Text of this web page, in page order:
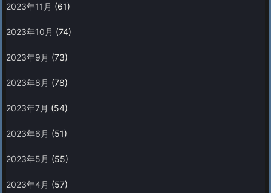
2023年11月 (61)
2023年10月 (74)
2023年9月 (73)
2023年8月 (78)
2023年7月 (54)
2023年6月 (51)
2023年5月 (55)
2023年4月 (57)